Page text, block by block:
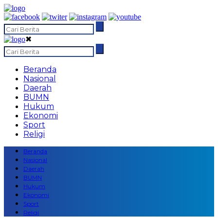
✖
Beranda
Nasional
Daerah
BUMN
Hukum
Ekonomi
Sport
Religi
Beranda
Nasional
Daerah
BUMN
Hukum
Ekonomi
Sport
Religi